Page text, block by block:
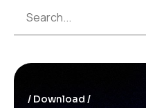
Download